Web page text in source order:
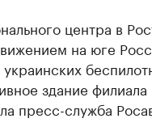
центра в
на юге
здание
пресс-служба